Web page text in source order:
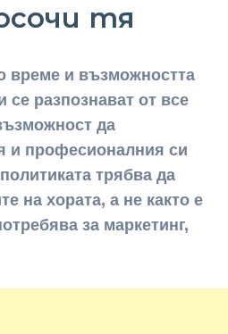
тя
време и възможността
се разпознават от все
да
и професионалния си
трябва да
на хората, а не както е
за маркетинг,